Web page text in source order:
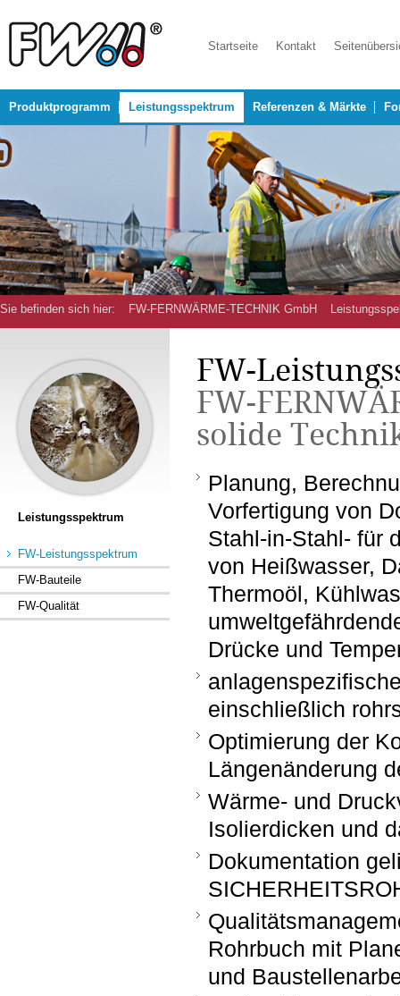
Startseite Kontakt
Produktprogramm Leistungsspektrum Referenzen & Märkte
Sie befinden sich hier: FW-FERNWÄRME-TECHNIK GmbH
Leistungsspektrum
FW-Leistungsspektrum
FW-Bauteile
FW-Qualität
FW-
FW-
solide
Planung,
Vorfertigung von
Stahl-in-Stahl- für
von Heißwasser,
Thermoöl,
Drücke und
einschließlich
Optimierung der
Längenänderung
Wärme- und
Isolierdicken und
Dokumentation
Rohrbuch mit
und